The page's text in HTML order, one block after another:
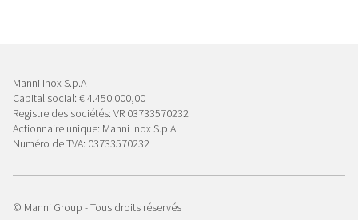
Manni Inox S.p.A
Capital social: € 4.450.000,00
Registre des sociétés: VR 03733570232
Actionnaire unique: Manni Inox S.p.A.
Numéro de TVA: 03733570232
© Manni Group - Tous droits réservés